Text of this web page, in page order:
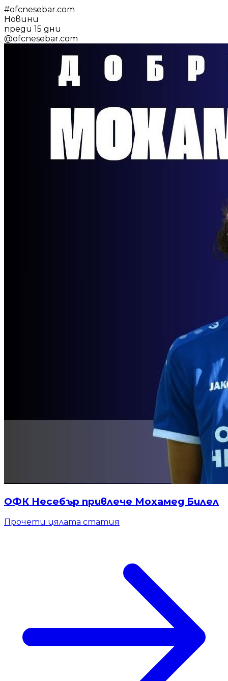
#ofcnesebar.com
Новини
преди 15 дни
@ofcnesebar.com
ОФК Несебър привлече Мохамед Билел
Прочети цялата статия